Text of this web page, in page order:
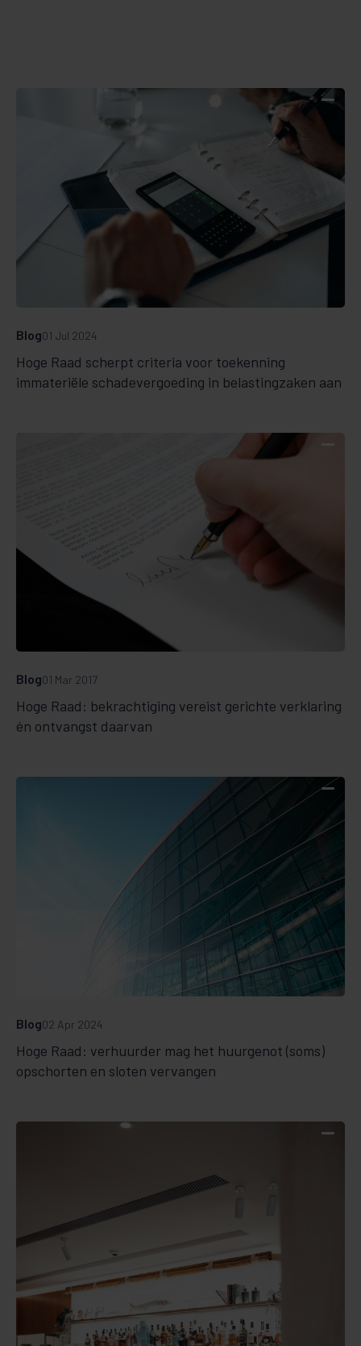
Hoge Raad scherpt criteria voor toekenning
immateriële schadevergoeding in belastingzaken aan
Blog01 Jul 2024
Hoge Raad: bekrachtiging vereist gerichte verklaring
én ontvangst daarvan
Blog01 Mar 2017
Hoge Raad: verhuurder mag het huurgenot (soms)
opschorten en sloten vervangen
Blog02 Apr 2024